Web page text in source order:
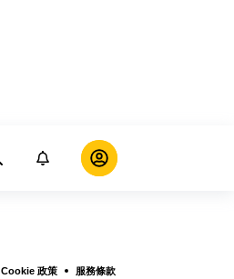
Cookie 政策
服務條款